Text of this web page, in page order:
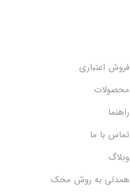
فروش اعتباری
محصولات
راهنما
تماس با ما
وبلاگ
همدلی به روش محک